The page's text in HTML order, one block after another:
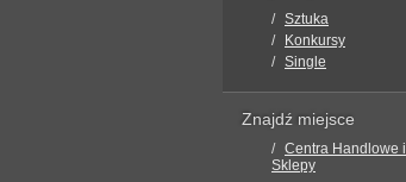
Sztuka
Konkursy
Single
Znajdź miejsce
Centra Handlowe i
Sklepy